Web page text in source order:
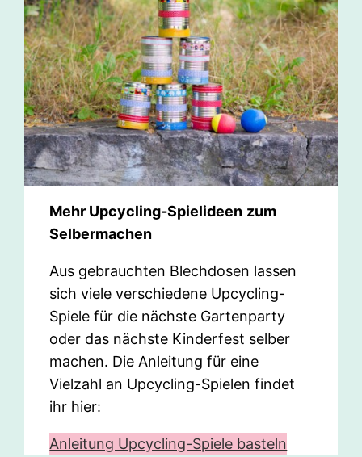
Mehr Upcycling-Spielideen zum
Selbermachen
Aus gebrauchten Blechdosen lassen
sich viele verschiedene Upcycling-
Spiele für die nächste Gartenparty
oder das nächste Kinderfest selber
machen. Die Anleitung für eine
Vielzahl an Upcycling-Spielen findet
ihr hier:
Anleitung Upcycling-Spiele basteln